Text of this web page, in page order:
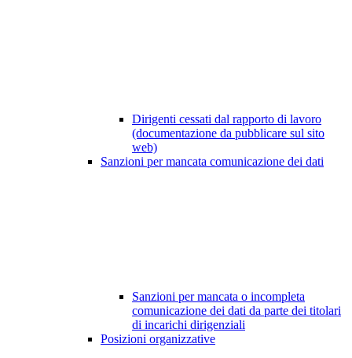
Dirigenti cessati dal rapporto di lavoro
(documentazione da pubblicare sul sito
web)
Sanzioni per mancata comunicazione dei dati
Sanzioni per mancata o incompleta
comunicazione dei dati da parte dei titolari
di incarichi dirigenziali
Posizioni organizzative